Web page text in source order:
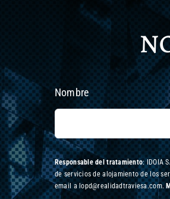
Nombre
Responsable del tratamiento: IDOIA
de servicios de alojamiento de los
email a lopd@realidadtraviesa.com.